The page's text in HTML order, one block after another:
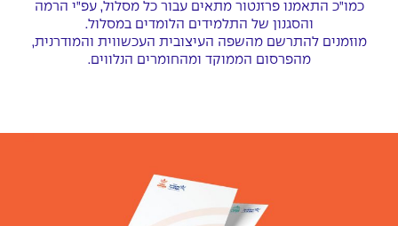
כמו"כ התאמנו פרזנטור מתאים עבור כל מסלול, עפ"י הרמה
והסגנון של התלמידים הלומדים במסלול.
מוזמנים להתרשם מהשפה העיצובית העכשווית והמודרנית,
מהפרסום הממוקד ומהחומרים הנלווים.